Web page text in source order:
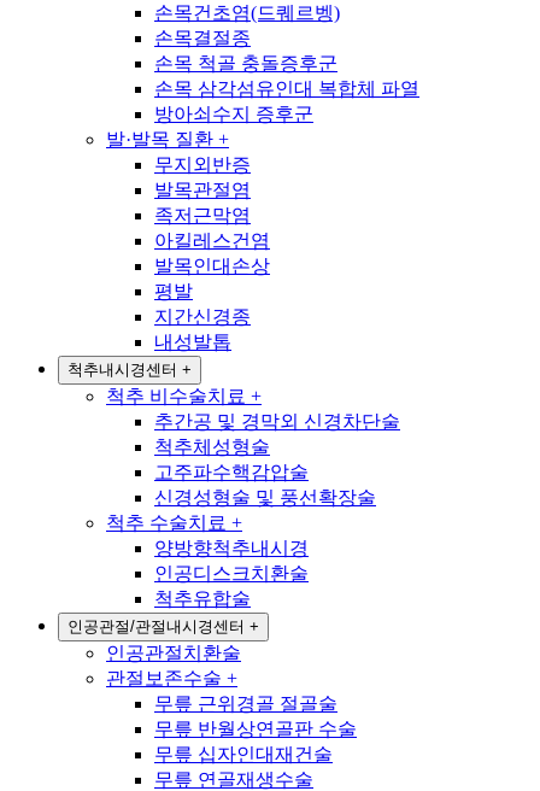
손목건초염(드퀘르벵)
손목결절종
손목 척골 충돌증후군
손목 삼각섬유인대 복합체 파열
방아쇠수지 증후군
발·발목 질환 +
무지외반증
발목관절염
족저근막염
아킬레스건염
발목인대손상
평발
지간신경종
내성발톱
척추내시경센터 +
척추 비수술치료 +
추간공 및 경막외 신경차단술
척추체성형술
고주파수핵감압술
신경성형술 및 풍선확장술
척추 수술치료 +
양방향척추내시경
인공디스크치환술
척추유합술
인공관절/관절내시경센터 +
인공관절치환술
관절보존수술 +
무릎 근위경골 절골술
무릎 반월상연골판 수술
무릎 십자인대재건술
무릎 연골재생수술